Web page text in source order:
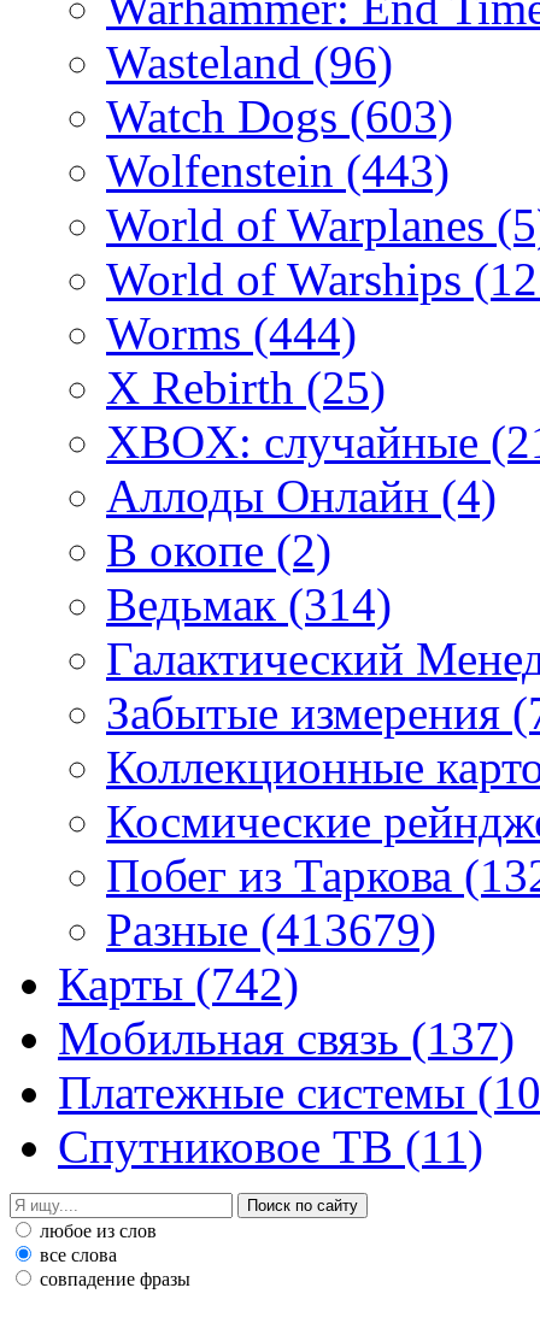
Wasteland (96)
Watch Dogs (603)
Wolfenstein (443)
World of Warplanes
World of Warships
Worms (444)
X Rebirth (25)
XBOX: случайные
Аллоды Онлайн (4)
В окопе (2)
Ведьмак (314)
Галактический
Забытые измерения
Коллекционные
Космические
Побег из Таркова
Разные (413679)
Карты (742)
Мобильная связь (137)
Платежные системы
Спутниковое ТВ (11)
любое из слов
все слова
совпадение фразы